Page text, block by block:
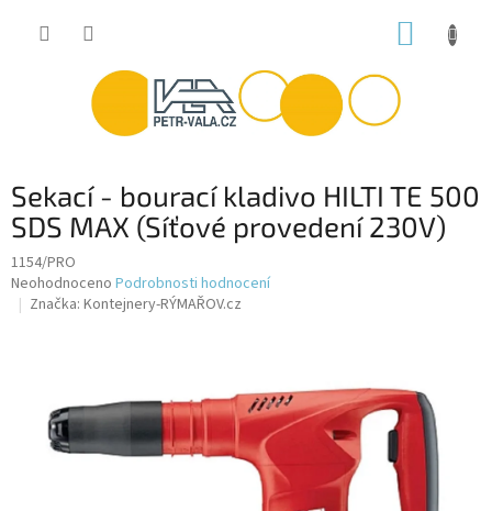
Sekací - bourací kladivo HILTI TE 500
SDS MAX (Síťové provedení 230V)
1154/PRO
Průměrné
hodnocení
hvězdiček.
Neohodnoceno Podrobnosti hodnocení
Značka: Kontejnery-RÝMAŘOV.cz